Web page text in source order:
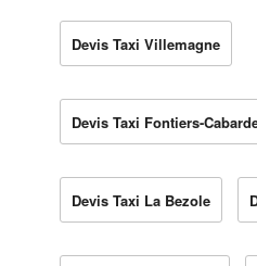
Devis Taxi Villemagne
Devis Taxi Fontiers-
Devis Taxi La Bezole